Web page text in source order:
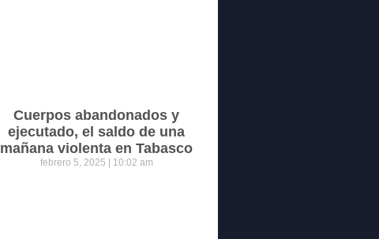
Cuerpos abandonados y
ejecutado, el saldo de una
mañana violenta en Tabasco
febrero 5, 2025 10:02 am